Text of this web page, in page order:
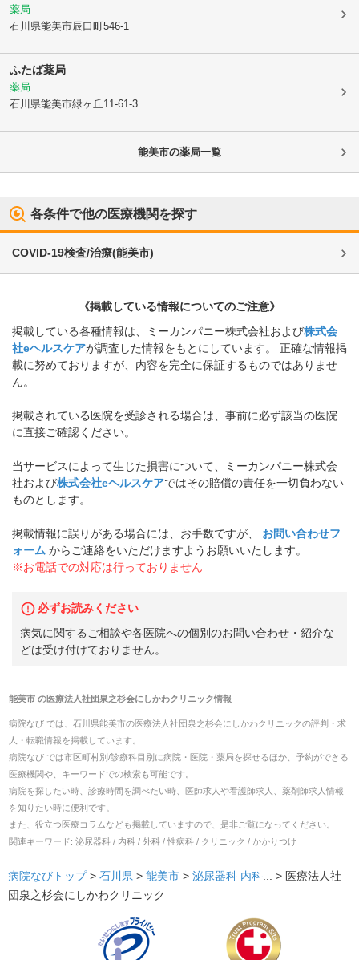
薬局
石川県能美市辰口町546-1
ふたば薬局
薬局
石川県能美市緑ヶ丘11-61-3
能美市の薬局一覧
各条件で他の医療機関を探す
COVID-19検査/治療(能美市)
《掲載している情報についてのご注意》
掲載している各種情報は、ミーカンパニー株式会社および株式会
社eヘルスケアが調査した情報をもとにしています。 正確な情報掲
載に努めておりますが、内容を完全に保証するものではありませ
ん。
掲載されている医院を受診される場合は、事前に必ず該当の医院
に直接ご確認ください。
当サービスによって生じた損害について、ミーカンパニー株式会
社および株式会社eヘルスケアではその賠償の責任を一切負わない
ものとします。
掲載情報に誤りがある場合には、お手数ですが、
お問い合わせフ
ォーム からご連絡をいただけますようお願いいたします。
※お電話での対応は行っておりません
必ずお読みください
病気に関するご相談や各医院への個別のお問い合わせ・紹介な
どは受け付けておりません。
能美市の医療法人社団泉之杉会にしかわクリニック情報
病院なび では、 石川県能美市の医療法人社団泉之杉会にしかわクリニックの評判・求
人・転職情報を掲載しています。
病院なび では市区町村別/診療科目別に病院・医院・薬局を探せるほか、予約ができる
医療機関や、キーワードでの検索も可能です。
病院を探したい時、診療時間を調べたい時、医師求人や看護師求人、薬剤師求人情報
を知りたい時に便利です。
また、役立つ医療コラムなども掲載していますので、是非ご覧になってください。
関連キーワード: 泌尿器科 / 内科 / 外科 / 性病科 / クリニック / かかりつけ
病院なびトップ > 石川県 > 能美市 > 泌尿器科 内科... > 医療法人社
団泉之杉会にしかわクリニック